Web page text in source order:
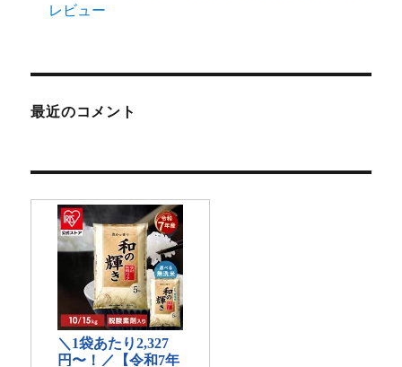
レビュー
最近のコメント